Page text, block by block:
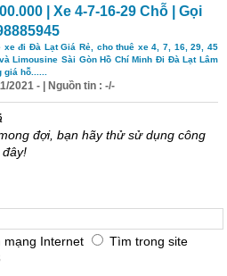
| Xe 4-7-16-29 Chỗ | Gọi
xeđi Đà LạtGiá Rẻ, cho thuê xe 4, 7, 16, 29, 45
Limousine Sài Gòn Hồ Chí Minh Đi Đà LạtLâm
giá hỗ......
2021 - | Nguồn tin : -/-
đợi, bạn hãy thử sử dụng công
mạng Internet
Tìm trong site